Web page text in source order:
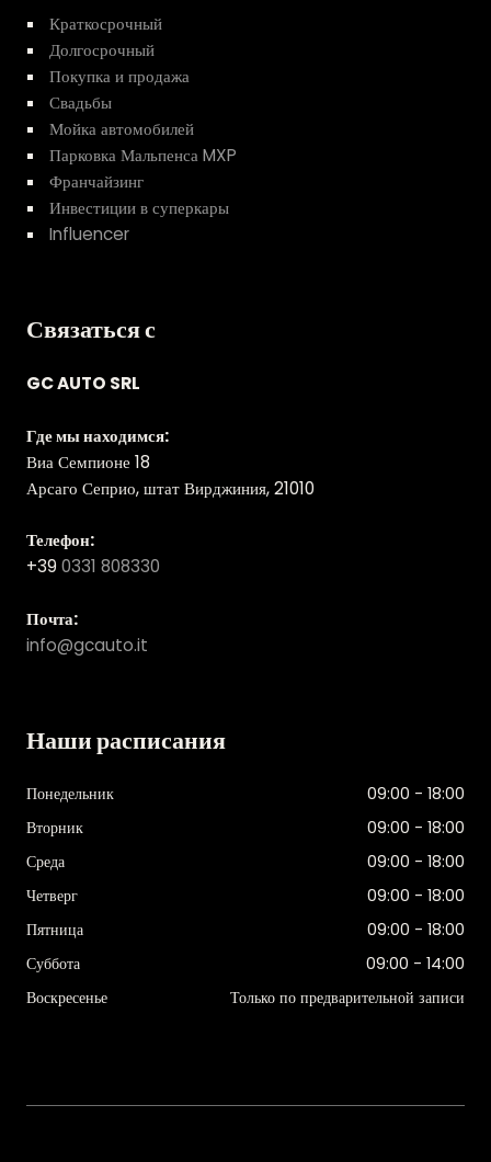
Краткосрочный
Долгосрочный
Покупка и продажа
Свадьбы
Мойка автомобилей
Парковка Мальпенса MXP
Франчайзинг
Инвестиции в суперкары
Influencer
Связаться с
GC AUTO SRL
Где мы находимся:
Виа Семпионе 18
Арсаго Сеприо, штат Вирджиния, 21010
Телефон:
+39 0331 808330
Почта:
info@gcauto.it
Наши расписания
Понедельник
09:00 - 18:00
Вторник
09:00 - 18:00
Среда
09:00 - 18:00
Четверг
09:00 - 18:00
Пятница
09:00 - 18:00
Суббота
09:00 - 14:00
Воскресенье
Только по предварительной записи